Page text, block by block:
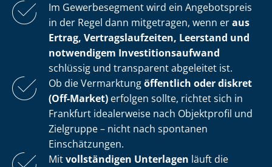
Im Gewerbesegment wird ein Angebotspreis
in der Regel dann mitgetragen, wenn eraus
Ertrag, Ver­trags­lauf­zei­ten, Leerstand und
notwendigem In­ves­ti­ti­ons­auf­wand
schlüssig und transparent abgeleitet ist.
Ob die Vermarktungöffentlich oder diskret
(Off-Market) erfolgen sollte, richtet sich in
Frankfurt idealerweise nach Objektprofil und
Zielgruppe – nicht nach spontanen
Einschätzungen.
Mitvollständigen Unterlagen läuft die